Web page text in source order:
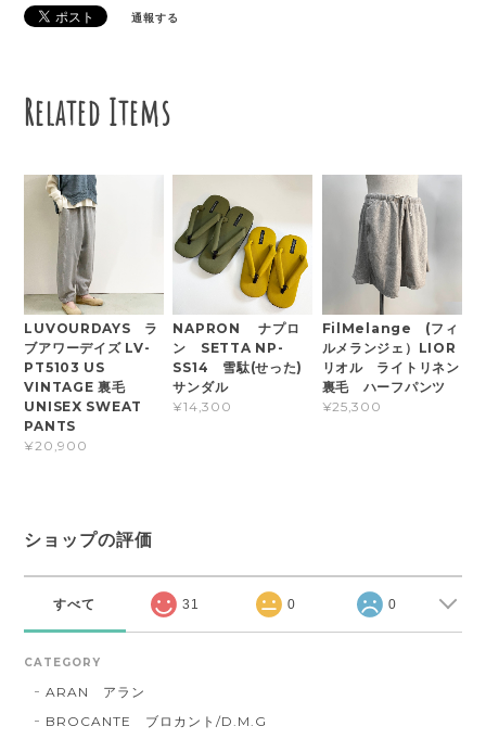
通報する
Related Items
LUVOURDAYS ラ
ブアワーデイズ LV-
PT5103 US
VINTAGE 裏毛
UNISEX SWEAT
PANTS
¥20,900
NAPRON ナプロ
ン SETTA NP-
SS14 雪駄(せった)
サンダル
¥14,300
FilMelange (フィ
ルメランジェ）LIOR
リオル ライトリネン
裏毛 ハーフパンツ
¥25,300
ショップの評価
すべて 31 0 0
CATEGORY
ARAN アラン
BROCANTE ブロカント/D.M.G